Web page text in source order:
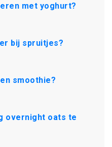
met yoghurt?
bij spruitjes?
smoothie?
overnight oats te